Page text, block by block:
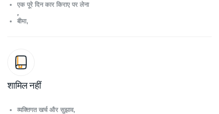
एक पूरे दिन कार किराए पर लेना
,
बीमा,
शामिल नहीं
व्यक्तिगत खर्च और सुझाव,